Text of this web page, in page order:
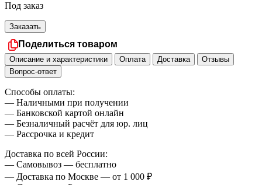
Под заказ
Заказать
Поделиться товаром
Описание и характеристики Оплата Доставка
Отзывы
Вопрос-ответ
Способы оплаты:
— Наличными при получении
— Банковской картой онлайн
— Безналичный расчёт для юр. лиц
— Рассрочка и кредит
Доставка по всей России:
— Самовывоз — бесплатно
— Доставка по Москве — от 1 000 ₽